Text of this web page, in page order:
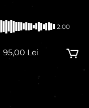
2:00
95,00 Lei